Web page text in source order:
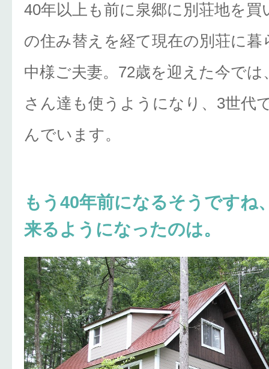
40年以上も前に泉郷に別荘地を買
の住み替えを経て現在の別荘に暮
中様ご夫妻。72歳を迎えた今では
さん達も使うようになり、3世代
んでいます。
もう40年前になるそうですね
来るようになったのは。